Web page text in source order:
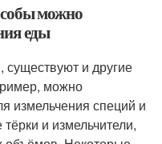
можно
еды
и другие
можно
измельчения специй и
и измельчители,